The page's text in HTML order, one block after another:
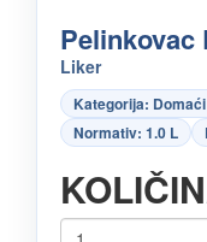
Pelinkovac
Liker
Kategorija:
Normativ: 1.0 L